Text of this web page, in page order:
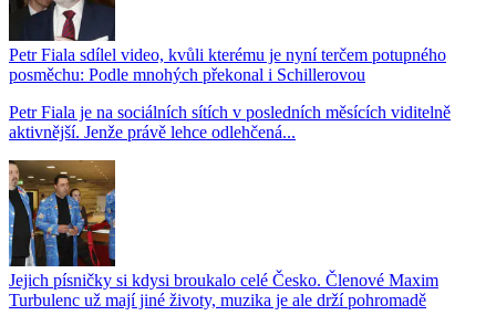
Petr Fiala sdílel video, kvůli kterému je nyní terčem potupného
posměchu: Podle mnohých překonal i Schillerovou
Petr Fiala je na sociálních sítích v posledních měsících viditelně
aktivnější. Jenže právě lehce odlehčená...
Jejich písničky si kdysi broukalo celé Česko. Členové Maxim
Turbulenc už mají jiné životy, muzika je ale drží pohromadě